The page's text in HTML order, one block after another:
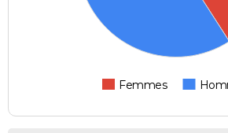
Femmes